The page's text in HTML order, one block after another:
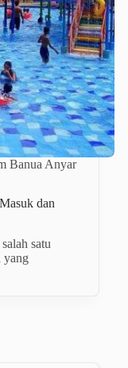
Banua Anyar
dan
satu
yang